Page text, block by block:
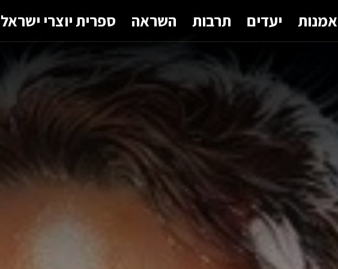
אמנות יעדים תרבות השראה ספרית יוצרי ישראל